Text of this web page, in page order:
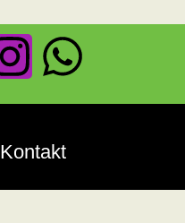
Kontakt